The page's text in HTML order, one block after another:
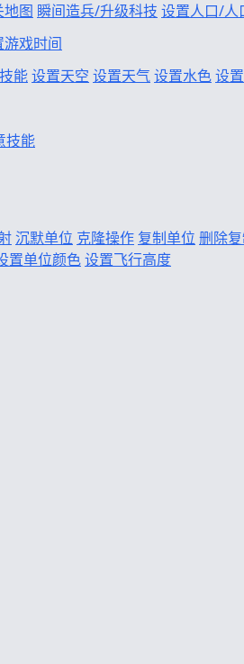
图 瞬间造兵/升级科技 设置人口/人
游戏时间
能设置天空 设置天气设置水色设
技能
沉默单位 克隆操作 复制单位 删除
置单位颜色设置飞行高度